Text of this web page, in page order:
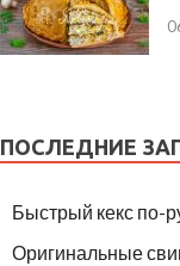
ПОСЛЕДНИЕ
Быстрый кекс по-
Оригинальные